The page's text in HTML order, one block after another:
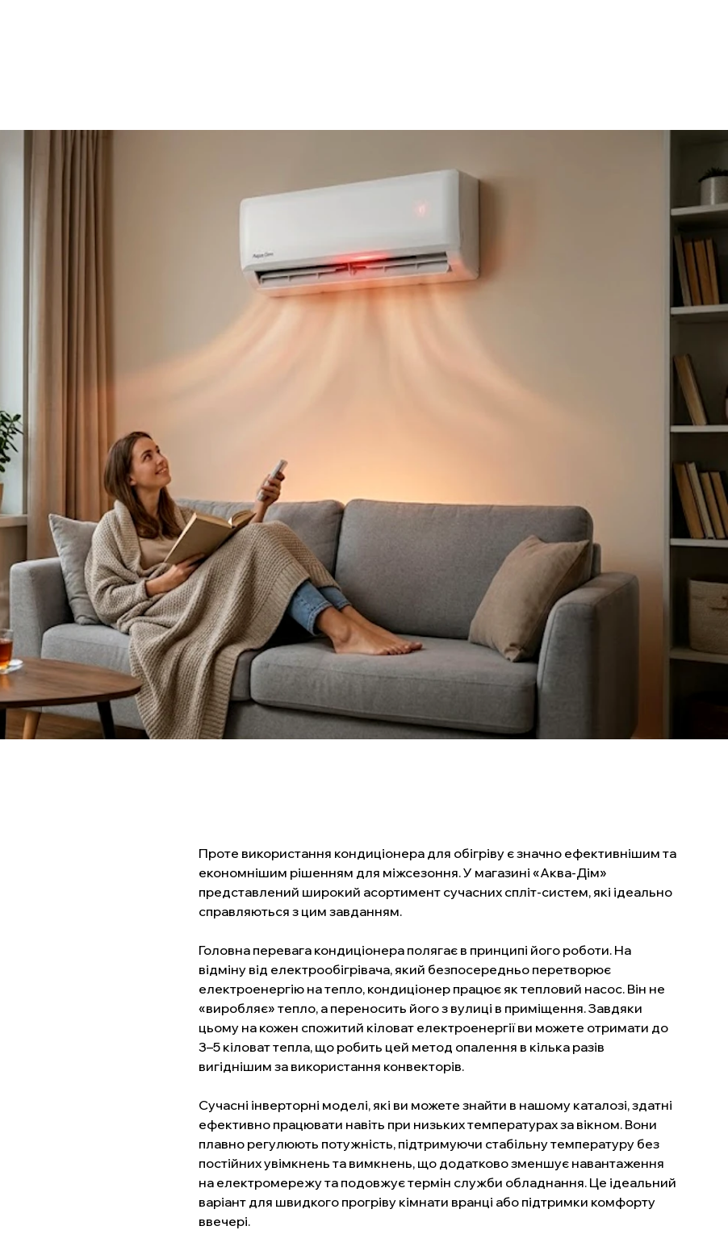
Проте використання кондиціонера для обігріву є значно ефективнішим та
економнішим рішенням для міжсезоння. У магазині «Аква-Дім»
представлений широкий асортимент сучасних спліт-систем, які ідеально
справляються з цим завданням.
Головна перевага кондиціонера полягає в принципі його роботи. На
відміну від електрообігрівача, який безпосередньо перетворює
електроенергію на тепло, кондиціонер працює як тепловий насос. Він не
«виробляє» тепло, а переносить його з вулиці в приміщення. Завдяки
цьому на кожен спожитий кіловат електроенергії ви можете отримати до
3–5 кіловат тепла, що робить цей метод опалення в кілька разів
вигіднішим за використання конвекторів.
Сучасні інверторні моделі, які ви можете знайти в нашому каталозі, здатні
ефективно працювати навіть при низьких температурах за вікном. Вони
плавно регулюють потужність, підтримуючи стабільну температуру без
постійних увімкнень та вимкнень, що додатково зменшує навантаження
на електромережу та подовжує термін служби обладнання. Це ідеальний
варіант для швидкого прогріву кімнати вранці або підтримки комфорту
ввечері.